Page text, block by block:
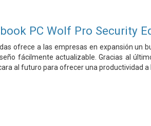
PC Wolf Pro Security
ofrece a las empresas en expansión un
fácilmente actualizable. Gracias al
al futuro para ofrecer una productividad